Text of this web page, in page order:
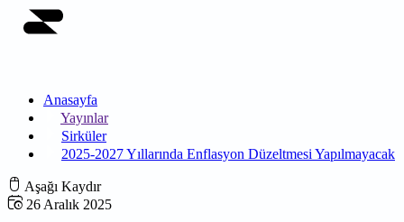
Anasayfa
Yayınlar
Sirküler
2025-2027 Yıllarında Enflasyon Düzeltmesi Yapılmayacak
Aşağı Kaydır
26 Aralık 2025